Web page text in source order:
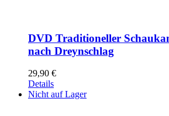
DVD Traditioneller
nach Dreynschlag
29,90 €
Details
Nicht auf Lager